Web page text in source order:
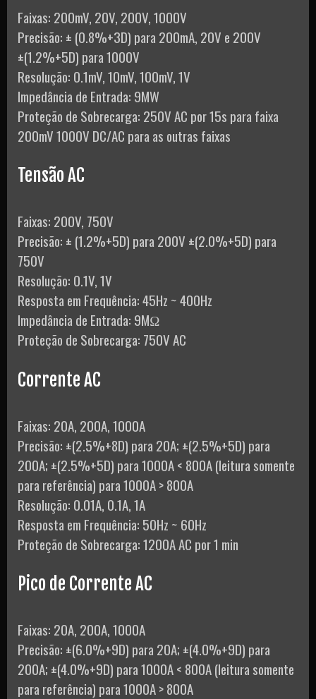
Faixas: 200mV, 20V, 200V, 1000V
Precisão: ± (0.8%+3D) para 200mA, 20V e 200V
±(1.2%+5D) para 1000V
Resolução: 0.1mV, 10mV, 100mV, 1V
Impedância de Entrada: 9MW
Proteção de Sobrecarga: 250V AC por 15s para faixa
200mV 1000V DC/AC para as outras faixas
Tensão AC
Faixas: 200V, 750V
Precisão: ± (1.2%+5D) para 200V ±(2.0%+5D) para
750V
Resolução: 0.1V, 1V
Resposta em Frequência: 45Hz ~ 400Hz
Impedância de Entrada: 9MΩ
Proteção de Sobrecarga: 750V AC
Corrente AC
Faixas: 20A, 200A, 1000A
Precisão: ±(2.5%+8D) para 20A; ±(2.5%+5D) para
200A; ±(2.5%+5D) para 1000A < 800A (leitura somente
para referência) para 1000A > 800A
Resolução: 0.01A, 0.1A, 1A
Resposta em Frequência: 50Hz ~ 60Hz
Proteção de Sobrecarga: 1200A AC por 1 min
Pico de Corrente AC
Faixas: 20A, 200A, 1000A
Precisão: ±(6.0%+9D) para 20A; ±(4.0%+9D) para
200A; ±(4.0%+9D) para 1000A < 800A (leitura somente
para referência) para 1000A > 800A